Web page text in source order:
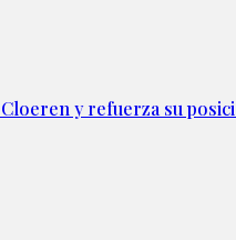
y refuerza su